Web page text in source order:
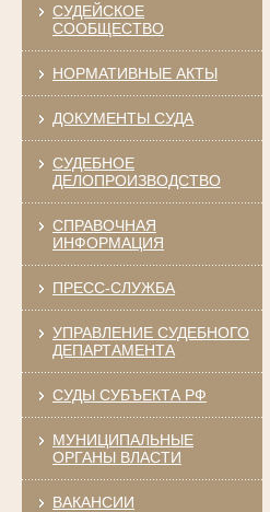
СУДЕЙСКОЕ
СООБЩЕСТВО
НОРМАТИВНЫЕ АКТЫ
ДОКУМЕНТЫ СУДА
СУДЕБНОЕ
ДЕЛОПРОИЗВОДСТВО
СПРАВОЧНАЯ
ИНФОРМАЦИЯ
ПРЕСС-СЛУЖБА
УПРАВЛЕНИЕ СУДЕБНОГО
ДЕПАРТАМЕНТА
СУДЫ СУБЪЕКТА РФ
МУНИЦИПАЛЬНЫЕ
ОРГАНЫ ВЛАСТИ
ВАКАНСИИ